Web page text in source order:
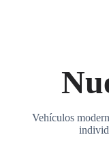
Vehículos